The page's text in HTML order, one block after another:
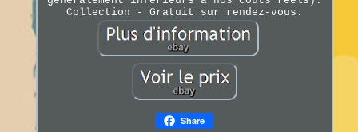
Collection - Gratuit sur rendez-vous.
Share